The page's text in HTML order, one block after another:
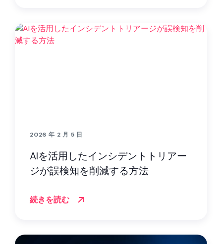
2026 年 2 月 5 日
AIを活用したインシデントトリアー
ジが誤検知を削減する方法
続きを読む